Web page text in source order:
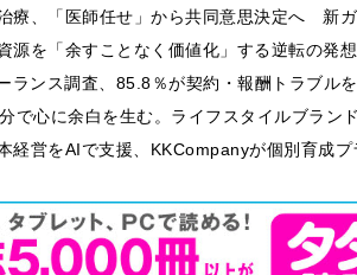
療、「医師任せ」から共同意思決定へ 新
源を「余すことなく価値化」する逆転の発
ランス調査、85.8％が契約・報酬トラブ
で心に余白を生む。ライフスタイルブラン
経営をAIで支援、KKCompanyが個別育成